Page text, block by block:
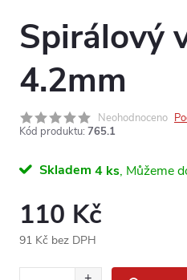
Spirálový
4.2mm
Neohodnoceno
Kód produktu: 765.1
Skladem 4 ks
110 Kč
91 Kč bez DPH